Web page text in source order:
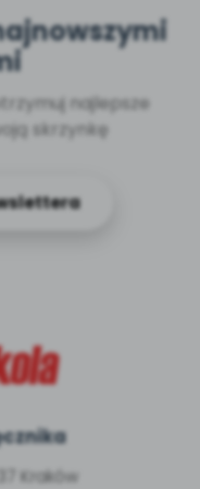
najlepsze
skrzynkę
Kraków